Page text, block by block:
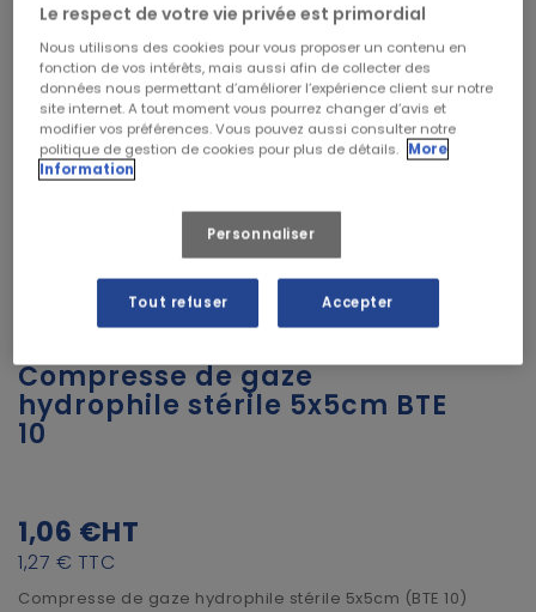
Compresse de gaze
hydrophile stérile 5x5cm BTE
10
1,06 €HT
1,27 € TTC
Compresse de gaze hydrophile stérile 5x5cm (BTE 10)
Le respect de votre vie privée est primordial
Nous utilisons des cookies pour vous proposer un contenu en
fonction de vos intérêts, mais aussi afin de collecter des
données nous permettant d’améliorer l’expérience client sur notre
site internet. A tout moment vous pourrez changer d’avis et
modifier vos préférences. Vous pouvez aussi consulter notre
politique de gestion de cookies pour plus de détails. More
Information
Personnaliser
Tout refuser Accepter